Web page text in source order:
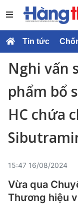
Tin tức
Nghi vấn
phẩm bổ
HC chứa
15:47 16/08/2024
Vừa qua
Thương hiệu